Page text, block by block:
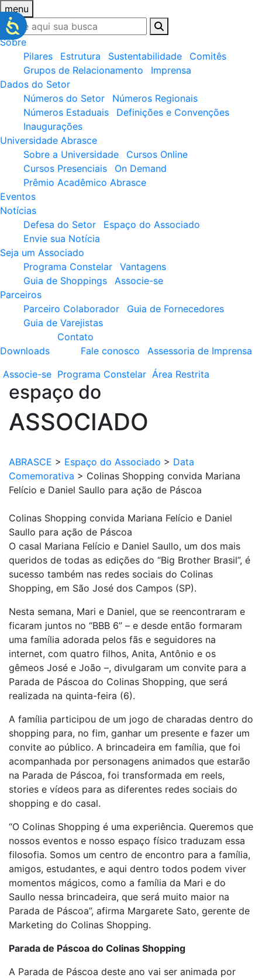
menu
Sobre
Pilares
Estrutura Sustentabilidade
Comitês
Grupos de Relacionamento
Imprensa
Dados do Setor
Números do Setor
Números Regionais
Números Estaduais
Definições e Convenções
Inaugurações
Universidade Abrasce
Sobre a Universidade
Cursos Online
Cursos Presenciais
On Demand
Prêmio Acadêmico Abrasce
Eventos
Notícias
Defesa do Setor
Espaço do Associado
Envie sua Notícia
Seja um Associado
Programa Constelar
Vantagens
Guia de Shoppings
Associe-se
Parceiros
Parceiro Colaborador
Guia de Fornecedores
Guia de Varejistas
Downloads
Contato
Fale conosco
Assessoria de Imprensa
Associe-se Programa Constelar Área Restrita
espaço do
ASSOCIADO
ABRASCE > Espaço do Associado > Data
Comemorativa > Colinas Shopping convida Mariana
Felício e Daniel Saullo para ação de Páscoa
Colinas Shopping convida Mariana Felício e Daniel
Saullo para ação de Páscoa
O casal Mariana Felício e Daniel Saullo, um dos mais
queridos de todas as edições do “Big Brother Brasil”, é
sucesso também nas redes sociais do Colinas
Shopping, em São José dos Campos (SP).
Nesta semana, Mari e Daniel, que se reencontraram e
ficaram juntos no “BBB 6” – e desde então formaram
uma família adorada pelos fãs e seguidores na
internet, com quatro filhos, Anita, Antônio e os
gêmeos José e João –, divulgaram um convite para a
Parada de Páscoa do Colinas Shopping, que será
realizada na quinta-feira (6).
A família participou de um jogo de charadas dentro do
shopping para, no fim, ganhar um presente e fazer um
convite ao público. A brincadeira em família, que foi
acompanhada por personagens animados que estarão
na Parada de Páscoa, foi transformada em reels,
stories e vídeos para as diferentes redes sociais do
shopping e do casal.
“O Colinas Shopping é uma experiência. Queremos que
nossos eventos e nosso espaço físico traduzam essa
filosofia. Somos um centro de encontro para a família,
amigos, estudantes, e aqui dentro todos podem viver
momentos mágicos, como a família da Mari e do
Saullo nessa brincadeira, que será muito maior na
Parada de Páscoa”, afirma Margarete Sato, gerente de
Marketing do Colinas Shopping.
Parada de Páscoa do Colinas Shopping
A Parada de Páscoa deste ano vai ser animada por